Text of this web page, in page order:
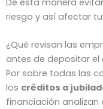
De esta manera
riesgo y así afectar
¿Qué revisan las
antes de depositar el
Por sobre todas las
los créditos a
financiación analizan